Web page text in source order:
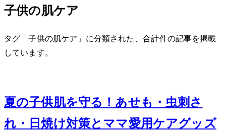
子供の肌ケア
タグ「子供の肌ケア」に分類された、合計 1 件の記事を掲載
しています。
夏の子供肌を守る！あせも・虫刺さ
れ・日焼け対策とママ愛用ケアグッズ